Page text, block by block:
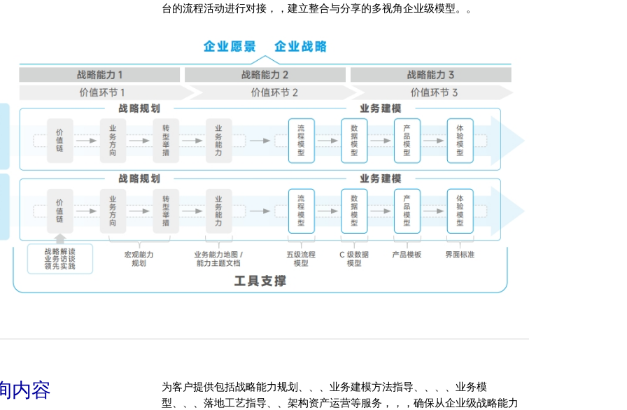
台的流程活动进行对接，，建立整合与分享的多视角企业级模型。。
内容
为客户提供包括战略能力规划、、、业务建模方法指导、、、、业务模
型、、、落地工艺指导、、架构资产运营等服务，，，确保从企业级战略能力